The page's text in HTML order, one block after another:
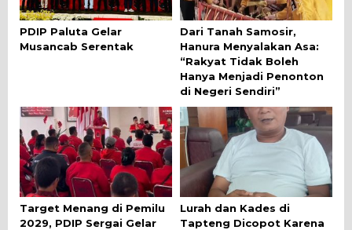
PDIP Paluta Gelar
Musancab Serentak
Dari Tanah Samosir,
Hanura Menyalakan Asa:
“Rakyat Tidak Boleh
Hanya Menjadi Penonton
di Negeri Sendiri”
Target Menang di Pemilu
2029, PDIP Sergai Gelar
Lurah dan Kades di
Tapteng Dicopot Karena